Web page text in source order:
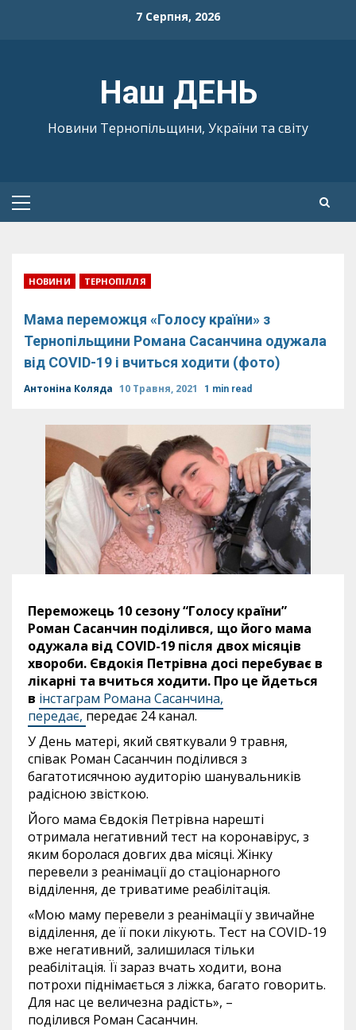
7 Серпня, 2026
Наш ДЕНЬ
Новини Тернопільщини, України та світу
Primary
НОВИНИ ТЕРНОПІЛЛЯ
Мама переможця «Голосу країни» з
Тернопільщини Романа Сасанчина одужала
від COVID-19 і вчиться ходити (фото)
Антоніна Коляда 10 Травня, 2021 1 min read
Переможець 10 сезону “Голосу країни”
Роман Сасанчин поділився, що його мама
одужала від COVID-19 після двох місяців
хвороби. Євдокія Петрівна досі перебуває в
лікарні та вчиться ходити. Про це йдеться
в інстаграм Романа Сасанчина,
передає, передає 24 канал.
У День матері, який святкували 9 травня,
співак Роман Сасанчин поділився з
багатотисячною аудиторію шанувальників
радісною звісткою.
Його мама Євдокія Петрівна нарешті
отримала негативний тест на коронавірус, з
яким боролася довгих два місяці. Жінку
перевели з реанімації до стаціонарного
відділення, де триватиме реабілітація.
«Мою маму перевели з реанімації у звичайне
відділення, де її поки лікують. Тест на COVID-19
вже негативний, залишилася тільки
реабілітація. Її зараз вчать ходити, вона
потрохи піднімається з ліжка, багато говорить.
Для нас це величезна радість», –
поділився Роман Сасанчин.